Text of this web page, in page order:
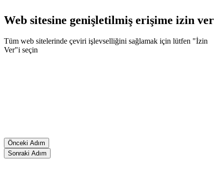
Web sitesine genişletilmiş erişime izin ver
Tüm web sitelerinde çeviri işlevselliğini sağlamak için lütfen "İzin
Ver"i seçin
Önceki Adım
Sonraki Adım